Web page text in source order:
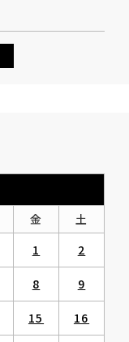
金
土
1
2
8 9
15 16